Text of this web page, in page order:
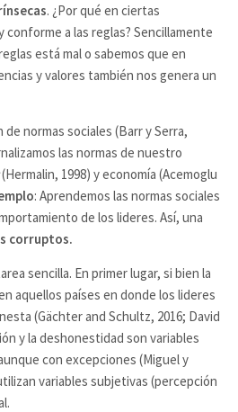
. ¿Por qué en ciertas
a las reglas? Sencillamente
está mal o sabemos que en
y valores también nos genera un
normas sociales (Barr y Serra,
las normas de nuestro
(Hermalin, 1998) y economía (Acemoglu
: Aprendemos las normas sociales
de los lideres. Así, una
corruptos.
sencilla. En primer lugar, si bien la
aquellos países en donde los lideres
(Gächter and Schultz, 2016; David
y la deshonestidad son variables
con excepciones (Miguel y
variables subjetivas (percepción